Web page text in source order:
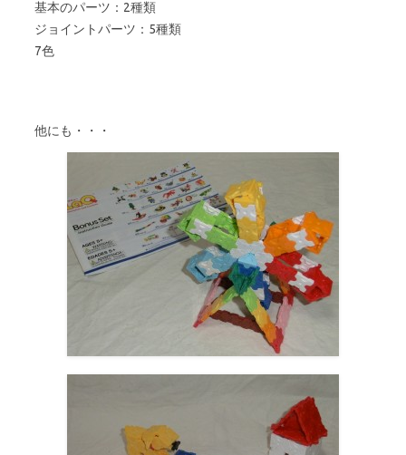
基本のパーツ：2種類
ジョイントパーツ：5種類
7色
他にも・・・